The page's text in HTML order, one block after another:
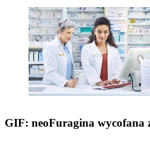
GIF: neoFuragina wycofana